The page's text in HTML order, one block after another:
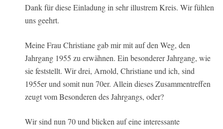
Dank für diese Einladung in sehr illustrem Kreis. Wir fühlen
uns geehrt.
Meine Frau Christiane gab mir mit auf den Weg, den
Jahrgang 1955 zu erwähnen. Ein besonderer Jahrgang, wie
sie feststellt. Wir drei, Arnold, Christiane und ich, sind
1955er und somit nun 70er. Allein dieses Zusammentreffen
zeugt vom Besonderen des Jahrgangs, oder?
Wir sind nun 70 und blicken auf eine interessante